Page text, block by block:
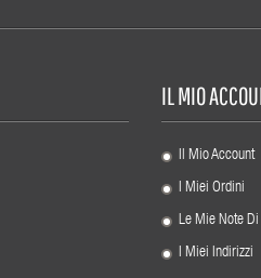
IL MIO
Il Mio Account
I Miei Ordini
Le Mie Note Di
I Miei Indirizzi